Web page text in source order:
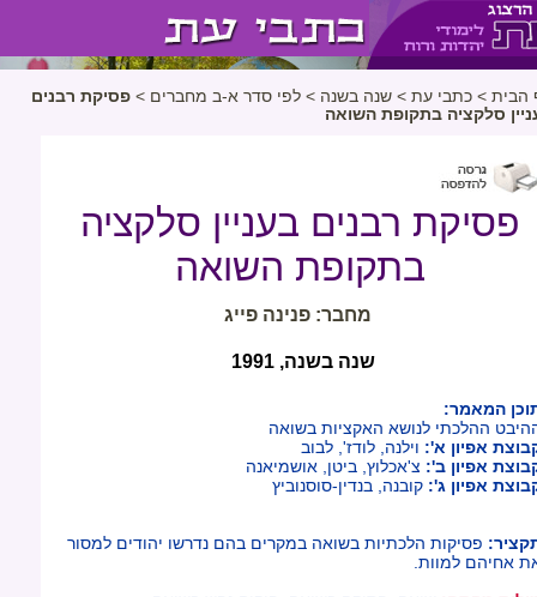
הבית > כתבי עת > שנה בשנה > לפי סדר א-ב מחברים > פסיקת רבנים
סלקציה בתקופת השואה
פסיקת רבנים בעניין סלקציה
בתקופת השואה
מחבר: פנינה פייג
שנה בשנה, 1991
המאמר:
ההלכתי לנושא האקציות בשואה
אפיון א': וילנה, לודז', לבוב
אפיון ב': צ'אכלוץ, ביטן, אושמיאנה
אפיון ג': קובנה, בנדין-סוסנוביץ
פסיקות הלכתיות בשואה במקרים בהם נדרשו יהודים למסור
אחיהם למוות.